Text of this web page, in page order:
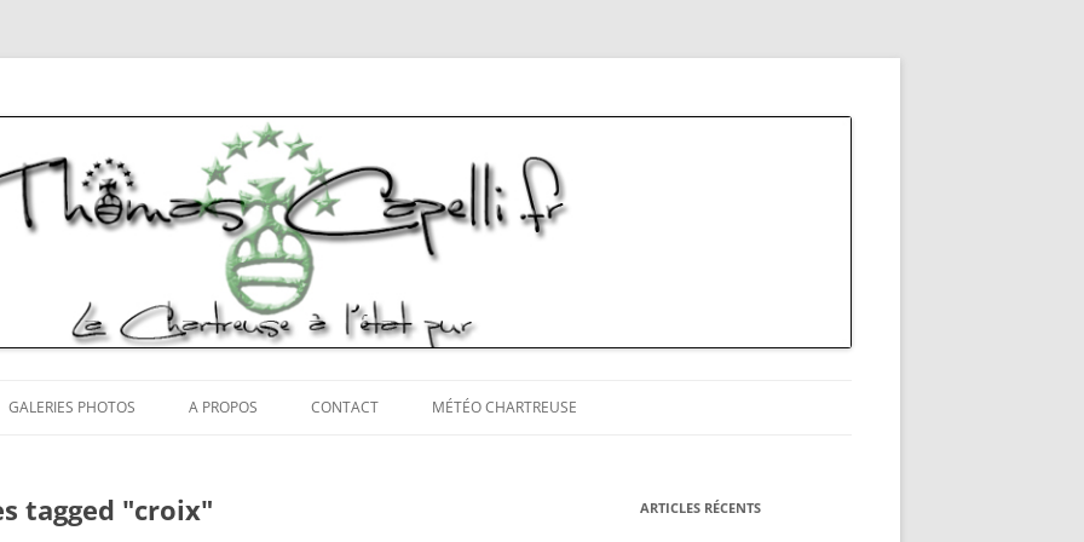
Chartreuse
GALERIES PHOTOS A PROPOS CONTACT MÉTÉO CHARTREUSE
tagged "croix" ARTICLES RÉCENTS